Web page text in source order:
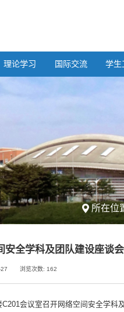
理论学习 国际交流 学生
所在位
安全学科及团队建设座谈会
浏览次数:162
会议室召开网络空间安全学科